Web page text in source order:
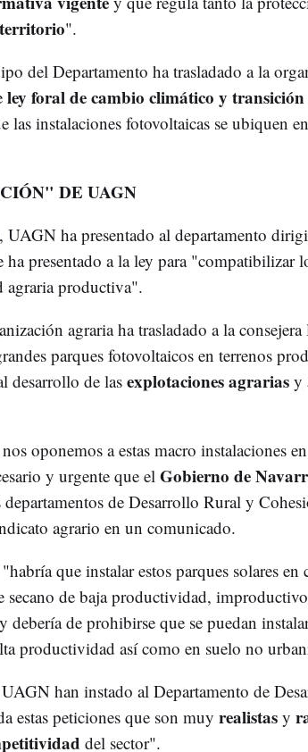
".
del Departamento ha trasladado a la
ley foral de cambio climático y transición
las instalaciones fotovoltaicas se ubiquen
DE UAGN
UAGN ha presentado al departamento
ha presentado a la ley para "compatibilizar
agraria productiva".
agraria ha trasladado a la
parques fotovoltaicos en terrenos
desarrollo de las explotaciones agrarias y
oponemos a estas macro instalaciones
y urgente que el Gobierno de
departamentos de Desarrollo Rural y
agrario en un comunicado.
que instalar estos parques solares en
secano de baja productividad,
debería de prohibirse que se puedan
productividad así como en suelo no
han instado al Departamento de
estas peticiones que son muy realistas y
del sector".